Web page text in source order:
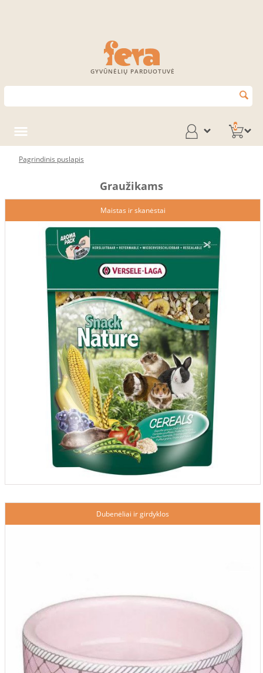
GYVŪNĖLIŲ PARDUOTUVĖ
0
Pagrindinis puslapis
Graužikams
Maistas ir skanėstai
Dubenėliai ir girdyklos